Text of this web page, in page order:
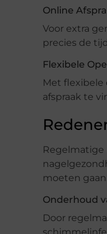
Online
Voor extra
precies de
Flexibele
Met flexibele
afspraak te
Regelmatige
moeten gaan.
Onderhoud
Door